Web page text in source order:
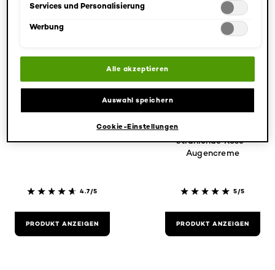
Anti-Age
4.7/5
PRODUKT ANZEIGEN
Golden Age Pro-
strahlende Rose-
Augencreme
5/5
PRODUKT ANZEIGEN
Services und Personalisierung
Werbung
Alle akzeptieren
Auswahl speichern
Cookie-Einstellungen